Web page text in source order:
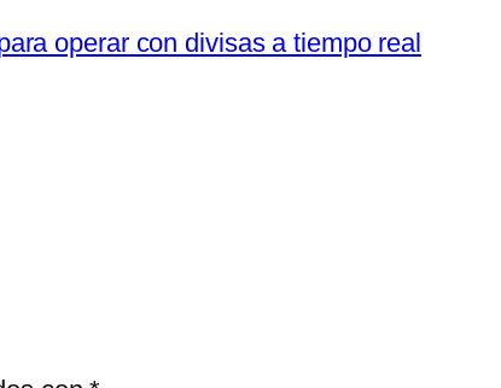
operar con divisas a tiempo real